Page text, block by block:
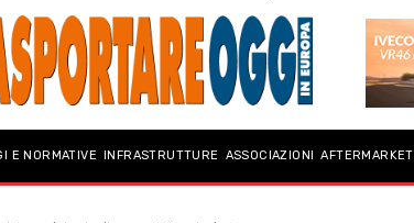
E NORMATIVE INFRASTRUTTURE ASSOCIAZIONI AFTERMARKET